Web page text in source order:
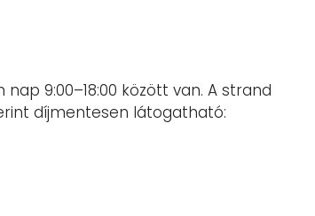
9:00–18:00 között van. A strand
díjmentesen látogatható: